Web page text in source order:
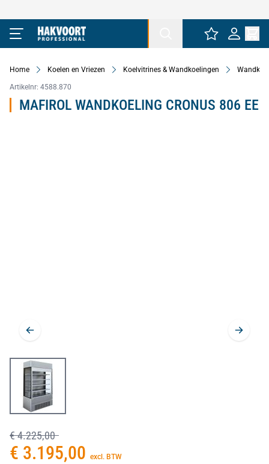
Ga naar de inhoud
Home Koelen en Vriezen Koelvitrines & Wandkoelingen
Artikelnr: 4588.870
MAFIROL WANDKOELING CRONUS 806 EE
€ 4.225,00
€ 3.195,00 excl. BTW